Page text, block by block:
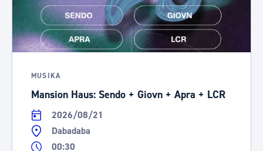
MUSIKA
Mansion Haus: Sendo + Giovn + Apra + LCR
2026/08/21
Dabadaba
00:30